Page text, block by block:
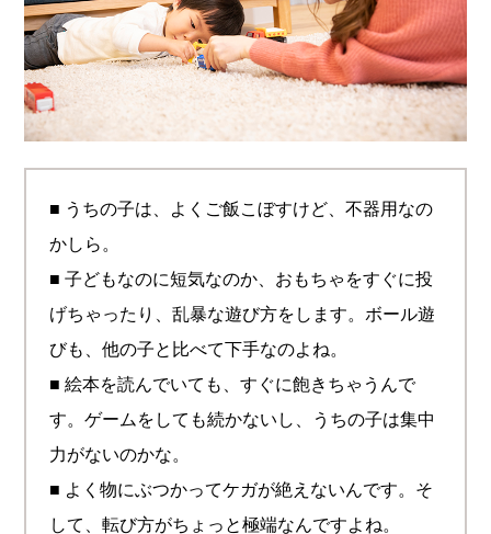
■ うちの子は、よくご飯こぼすけど、不器用なの
かしら。
■ 子どもなのに短気なのか、おもちゃをすぐに投
げちゃったり、乱暴な遊び方をします。ボール遊
びも、他の子と比べて下手なのよね。
■ 絵本を読んでいても、すぐに飽きちゃうんで
す。ゲームをしても続かないし、うちの子は集中
力がないのかな。
■ よく物にぶつかってケガが絶えないんです。そ
して、転び方がちょっと極端なんですよね。